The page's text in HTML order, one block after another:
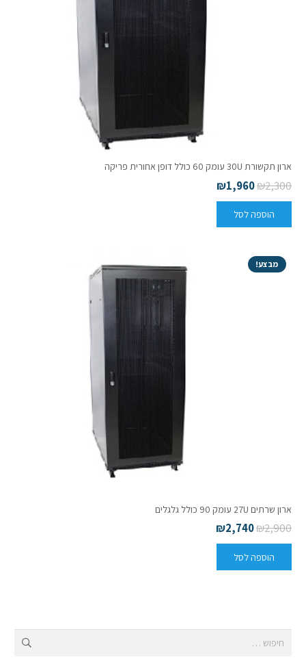
ארון תקשורת 30U עומק 60 כולל דופן אחורית פריקה
₪2,300
₪1,960
הוספה לסל
מבצע!
ארון שרתים 27U עומק 90 כולל גלגלים
₪2,900
₪2,740
הוספה לסל